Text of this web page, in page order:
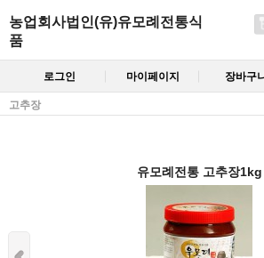
농업회사법인(유)유모례전통식
품
로그인 마이페이지 장바구니
고추장
유모례전통 고추장1kg